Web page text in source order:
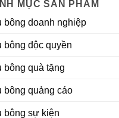
MỤC SẢN PHẨM
bông doanh nghiệp
bông độc quyền
bông quà tặng
bông quảng cáo
bông sự kiện